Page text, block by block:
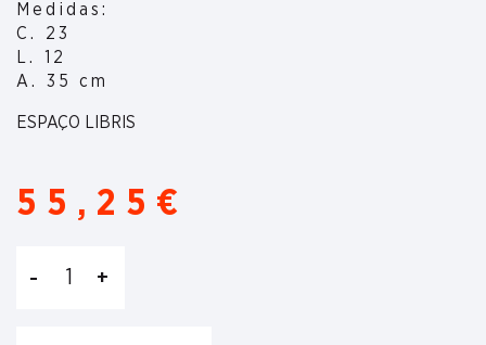
Medidas:
C. 23
L. 12
A. 35 cm
ESPAÇO LIBRIS
55,25€
1